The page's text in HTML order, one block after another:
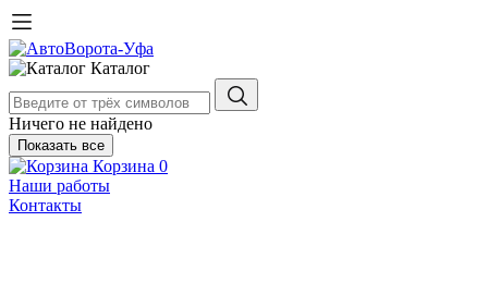
Каталог
Ничего не найдено
Показать все
Корзина 0
Наши работы
Контакты